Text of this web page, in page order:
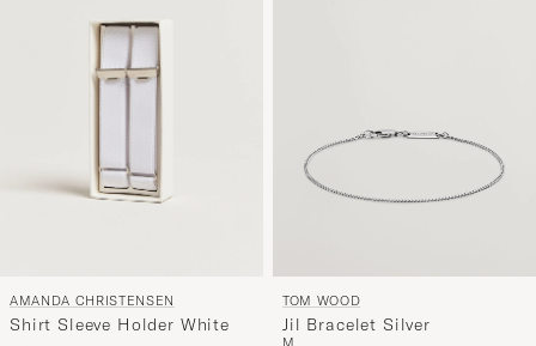
AMANDA CHRISTENSEN
Shirt Sleeve Holder White
TOM WOOD
Jil Bracelet Silver